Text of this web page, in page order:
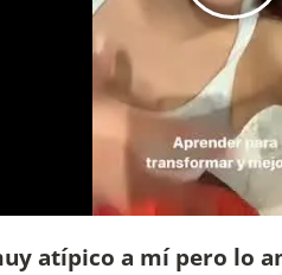
atípico a mí pero lo